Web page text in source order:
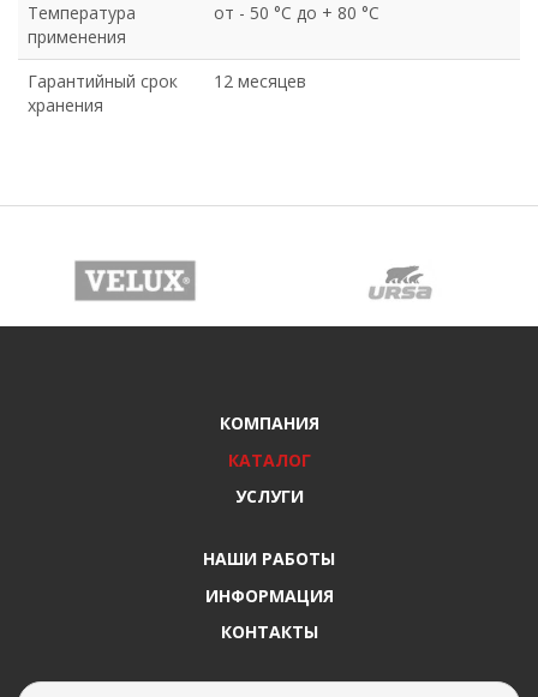
Температура
применения
от - 50 °C до + 80 °C
Гарантийный срок
хранения
12 месяцев
КОМПАНИЯ
КАТАЛОГ
УСЛУГИ
НАШИ РАБОТЫ
ИНФОРМАЦИЯ
КОНТАКТЫ